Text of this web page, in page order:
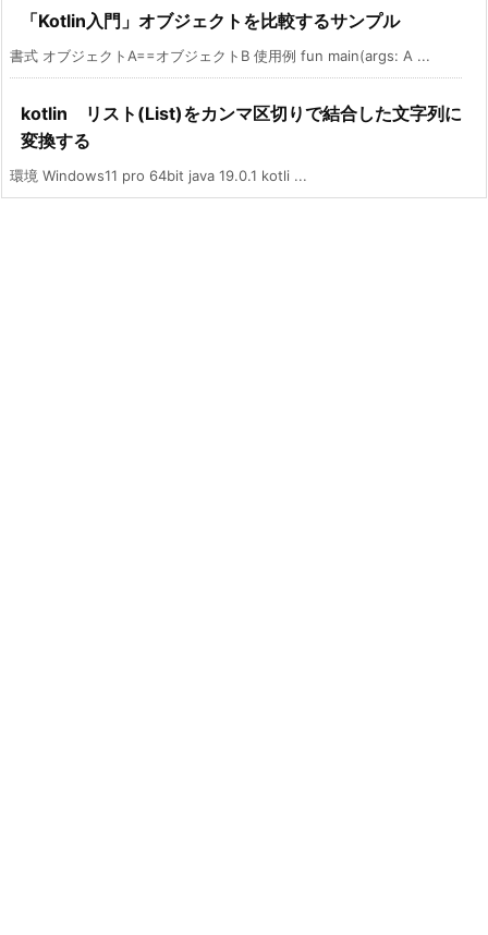
「Kotlin入門」オブジェクトを比較するサンプル
書式 オブジェクトA==オブジェクトB 使用例 fun main(args: A ...
kotlin リスト(List)をカンマ区切りで結合した文字列に
変換する
環境 Windows11 pro 64bit java 19.0.1 kotli ...